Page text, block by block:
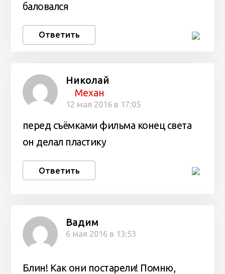
баловался
Ответить
Николай
Механ
12 мая 2016 в 17:05
перед съёмками фильма конец света
он делал пластику
Ответить
Вадим
6 мая 2016 в 13:53
Блин! Как они постарели! Помню,